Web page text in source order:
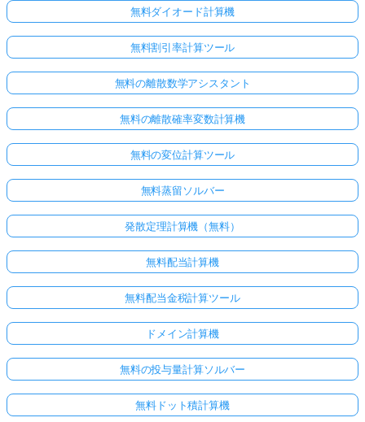
こち
らロ
ン！
無料ダイオード計算機
無料割引率計算ツール
無料の離散数学アシスタント
無料の離散確率変数計算機
無料の変位計算ツール
無料蒸留ソルバー
発散定理計算機（無料）
無料配当計算機
無料配当金税計算ツール
ドメイン計算機
無料の投与量計算ソルバー
無料ドット積計算機